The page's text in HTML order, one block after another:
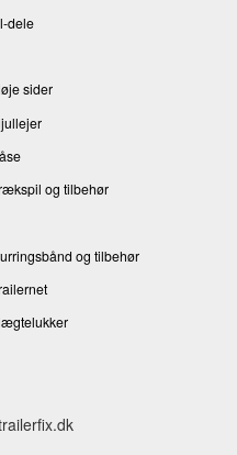
dele
sider
og tilbehør
og tilbehør